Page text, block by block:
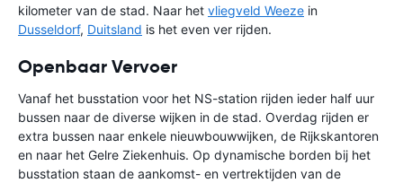
kilometer van de stad. Naar het vliegveld Weeze in
Dusseldorf, Duitsland is het even ver rijden.
Openbaar Vervoer
Vanaf het busstation voor het NS-station rijden ieder half uur
bussen naar de diverse wijken in de stad. Overdag rijden er
extra bussen naar enkele nieuwbouwwijken, de Rijkskantoren
en naar het Gelre Ziekenhuis. Op dynamische borden bij het
busstation staan de aankomst- en vertrektijden van de